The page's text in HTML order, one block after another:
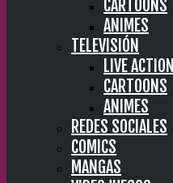
CARTOONS
ANIMES
TELEVISIÓN
LIVE ACTION
CARTOONS
ANIMES
REDES SOCIALES
COMICS
MANGAS